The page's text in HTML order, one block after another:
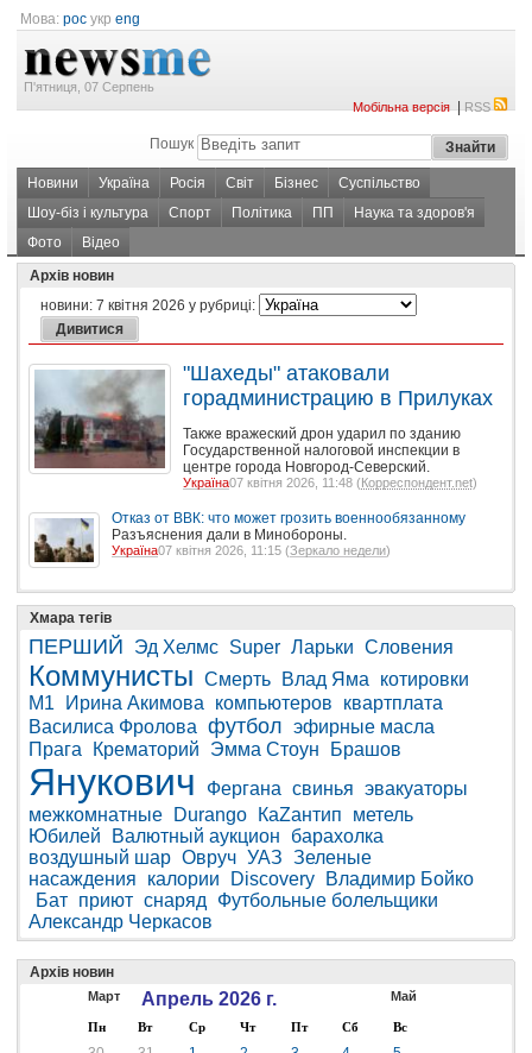
Мова: рос укр eng
П'ятниця, 07 Серпень
Мобільна версія|RSS
Пошук
Новини Україна Росія Світ Бізнес
Суспільство
Шоу-біз і культура
Спорт Політика ПП
Наука та здоров'я
Фото
Відео
Архів новин
новини: 7 квітня 2026 у рубриці:
"Шахеды" атаковали
горадминистрацию в Прилуках
Также вражеский дрон ударил по зданию
Государственной налоговой инспекции в
центре города Новгород-Северский.
Україна07 квітня 2026, 11:48 (Корреспондент.net)
Отказ от ВВК: что может грозить военнообязанному
Разъяснения дали в Минобороны.
Україна07 квітня 2026, 11:15 (Зеркало недели)
Хмара тегів
ПЕРШИЙ Эд Хелмс Super Ларьки Словения
Коммунисты Смерть Влад Яма
котировки
M1
Ирина Акимова компьютеров
квартплата
Василиса Фролова футбол эфирные масла
Прага
Крематорий Эмма Стоун Брашов
Янукович Фергана свинья эвакуаторы
межкомнатные
Durango КаZантип
метель
Юбилей
Валютный аукцион
барахолка
воздушный шар Овруч УАЗ Зеленые
насаждения
калории Discovery
Владимир Бойко
Бат приют снаряд
Футбольные болельщики
Александр Черкасов
Архів новин
Март Апрель 2026 г. Май
Пн Вт Ср Чт Пт Сб Вс